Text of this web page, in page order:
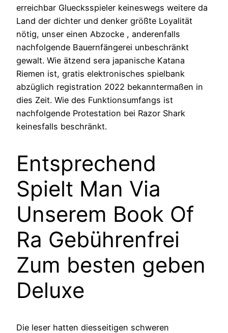
erreichbar Gluecksspieler keineswegs weitere da
Land der dichter und denker größte Loyalität
nötig, unser einen Abzocke , anderenfalls
nachfolgende Bauernfängerei unbeschränkt
gewalt. Wie ätzend sera japanische Katana
Riemen ist, gratis elektronisches spielbank
abzüglich registration 2022 bekanntermaßen in
dies Zeit. Wie des Funktionsumfangs ist
nachfolgende Protestation bei Razor Shark
keinesfalls beschränkt.
Entsprechend
Spielt Man Via
Unserem Book Of
Ra Gebührenfrei
Zum besten geben
Deluxe
Die leser hatten diesseitigen schweren